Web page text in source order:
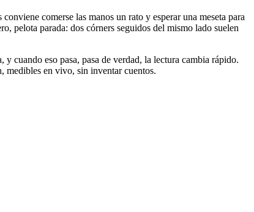
comerse las manos un rato y esperar una meseta para
pelota parada: dos córners seguidos del mismo lado suelen
cuando eso pasa, pasa de verdad, la lectura cambia rápido.
medibles en vivo, sin inventar cuentos.